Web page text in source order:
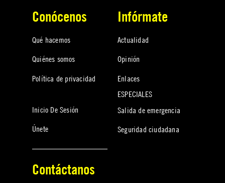
Conócenos
Qué hacemos
Quiénes somos
Política de privacidad
Inicio De Sesión
Únete
Infórmate
Actualidad
Opinión
Enlaces
ESPECIALES
Salida de emergencia
Seguridad ciudadana
Contáctanos